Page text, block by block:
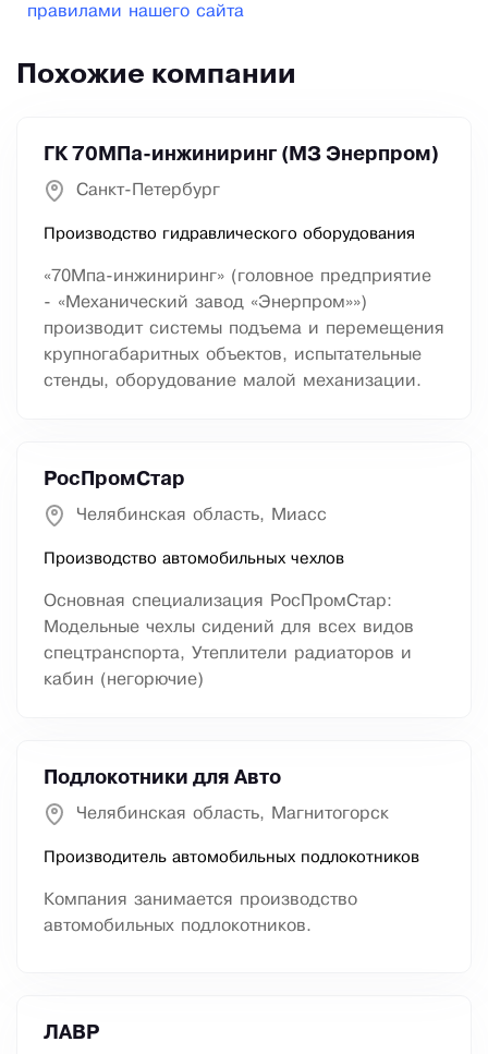
правилами нашего сайта
Похожие компании
ГК 70МПа-инжиниринг (МЗ Энерпром)
Санкт-Петербург
Производство гидравлического оборудования
«70Мпа-инжиниринг» (головное предприятие
- «Механический завод «Энерпром»»)
производит системы подъема и перемещения
крупногабаритных объектов, испытательные
стенды, оборудование малой механизации.
РосПромСтар
Челябинская область, Миасс
Производство автомобильных чехлов
Основная специализация РосПромСтар:
Модельные чехлы сидений для всех видов
спецтранспорта, Утеплители радиаторов и
кабин (негорючие)
Подлокотники для Авто
Челябинская область, Магнитогорск
Производитель автомобильных подлокотников
Компания занимается производство
автомобильных подлокотников.
ЛАВР